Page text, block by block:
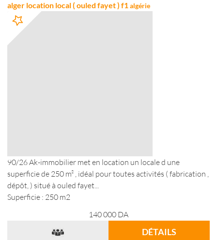
alger location local ( ouled fayet ) f1algérie
90/26 Ak-immobilier met en location un locale d une
superficie de 250 m² , idéal pour toutes activités ( fabrication ,
dépôt, ) situé à ouled fayet...
Superficie : 250 m2
140 000 DA
DÉTAILS